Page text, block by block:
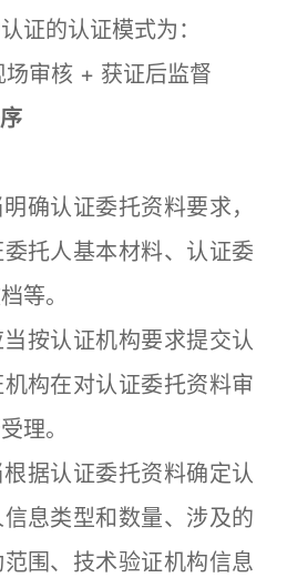
的认证模式为：
审核 + 获证后监督
认证委托资料要求，
托人基本材料、认证委
等。
认证机构要求提交认
构在对认证委托资料审
理。
认证委托资料确定认
息类型和数量、涉及的
围、技术验证机构信息